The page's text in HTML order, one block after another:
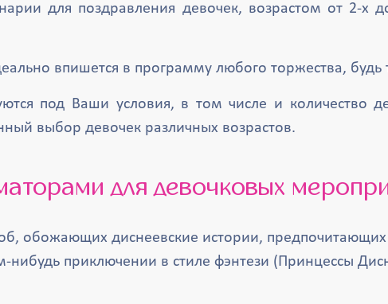
для поздравления девочек, возрастом от 2-х
впишется в программу любого торжества,
под Ваши условия, в том числе и количество
выбор девочек различных возрастов.
для девочковых
обожающих диснеевские истории,
нибудь приключении в стиле фэнтези (Принцессы